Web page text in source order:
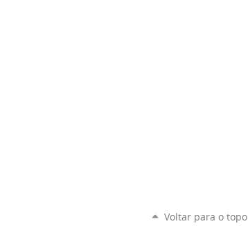
Voltar para o topo